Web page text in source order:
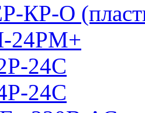
КР-О
24РМ+
24С
24С